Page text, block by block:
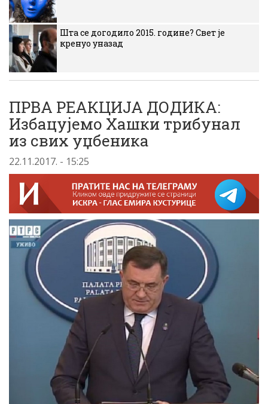
Шта се догодило 2015. године? Свет је
кренуо уназад
ПРВА РЕАКЦИЈА ДОДИКА:
Избацујемо Хашки трибунал
из свих уџбеника
22.11.2017. - 15:25